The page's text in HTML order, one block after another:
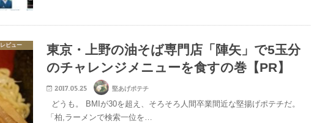
レビュー
東京・上野の油そば専門店「陣矢」で5玉分
のチャレンジメニューを食すの巻【PR】
2017.05.25 堅あげポテチ
どうも。 BMIが30を超え、そろそろ人間卒業間近な堅揚げポテチだ。
「柏,ラーメンで検索一位を…